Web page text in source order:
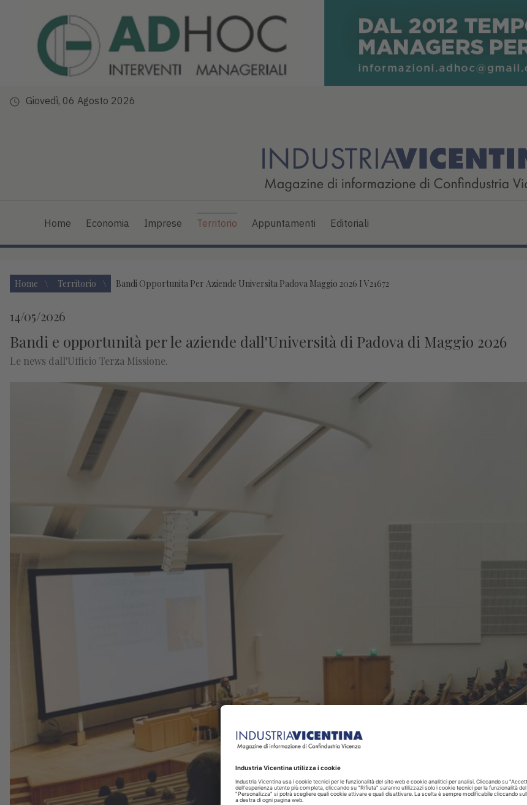
Giovedì, 06 Agosto 2026
Home Economia Imprese Territorio Appuntamenti Editoriali
Home Territorio Bandi Opportunita Per Aziende Universita Padova Maggio 2026 I V21672
14/05/2026
Bandi e opportunità per le aziende dall'Università di Padova di Maggio 2026
Le news dall'Ufficio Terza Missione.